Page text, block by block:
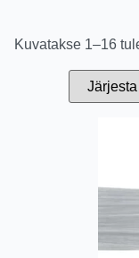
Kuvatakse 1–16